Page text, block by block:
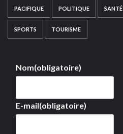
PACIFIQUE POLITIQUE SANTÉ
SPORTS TOURISME
Nom(obligatoire)
E-mail(obligatoire)